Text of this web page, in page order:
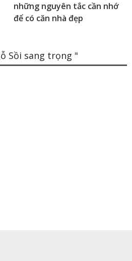
những nguyên tắc cần nhớ
để có căn nhà đẹp
Sồi sang trọng "